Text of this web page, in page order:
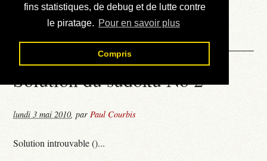
fins statistiques, de debug et de lutte contre
le piratage. Pour en savoir plus
Compris
Téléchargement
Contact
Solution du sudoku No 2
lundi 3 mai 2010,parPaul Courbis
Solution introuvable ()...